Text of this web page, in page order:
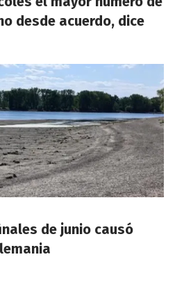
desde acuerdo, dice
de junio causó